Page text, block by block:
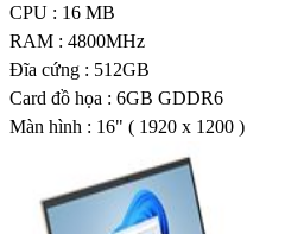
CPU : 16 MB
RAM : 4800MHz
Đĩa cứng : 512GB
Card đồ họa : 6GB GDDR6
Màn hình : 16" ( 1920 x 1200 )